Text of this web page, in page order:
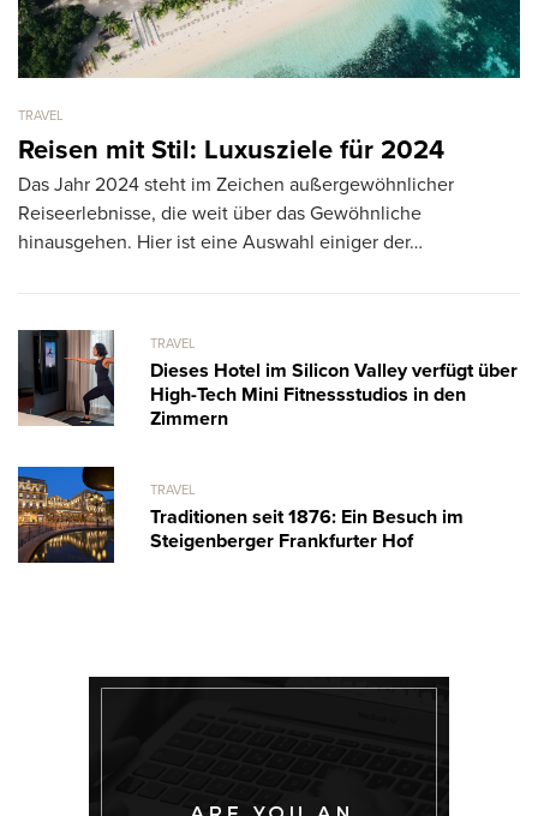
TRAVEL
Reisen mit Stil: Luxusziele für 2024
Das Jahr 2024 steht im Zeichen außergewöhnlicher
Reiseerlebnisse, die weit über das Gewöhnliche
hinausgehen. Hier ist eine Auswahl einiger der…
TRAVEL
Dieses Hotel im Silicon Valley verfügt über
High-Tech Mini Fitnessstudios in den
Zimmern
TRAVEL
Traditionen seit 1876: Ein Besuch im
Steigenberger Frankfurter Hof